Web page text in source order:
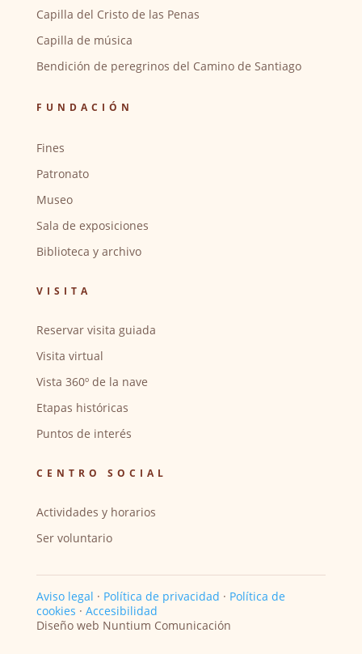
Capilla del Cristo de las Penas
Capilla de música
Bendición de peregrinos del Camino de Santiago
FUNDACIÓN
Fines
Patronato
Museo
Sala de exposiciones
Biblioteca y archivo
VISITA
Reservar visita guiada
Visita virtual
Vista 360º de la nave
Etapas históricas
Puntos de interés
CENTRO SOCIAL
Actividades y horarios
Ser voluntario
Aviso legal · Política de privacidad · Política de
cookies · Accesibilidad
Diseño web Nuntium Comunicación